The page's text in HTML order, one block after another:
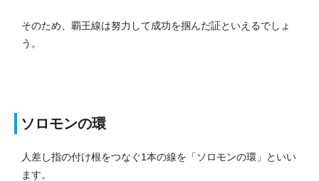
そのため、覇王線は努力して成功を掴んだ証といえるでしょ
う。
ソロモンの環
人差し指の付け根をつなぐ1本の線を「ソロモンの環」といい
ます。